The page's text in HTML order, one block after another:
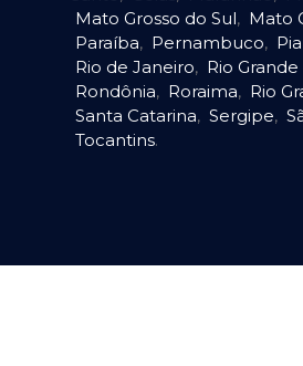
Mato Grosso do Sul, Mato
Paraíba, Pernambuco,
Rio de Janeiro, Rio
Rondônia, Roraima, Rio
Santa Catarina, Sergipe,
Tocantins.